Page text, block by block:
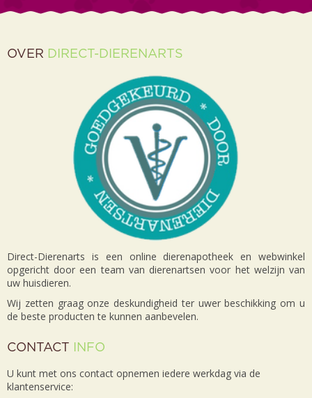
OVER DIRECT-DIERENARTS
Direct-Dierenarts is een online dierenapotheek en webwinkel
opgericht door een team van dierenartsen voor het welzijn van
uw huisdieren.
Wij zetten graag onze deskundigheid ter uwer beschikking om u
de beste producten te kunnen aanbevelen.
CONTACT INFO
U kunt met ons contact opnemen iedere werkdag via de
klantenservice: